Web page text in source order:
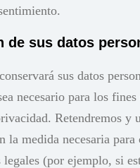
de sus datos
sus datos
necesario para los fines
Retendremos y
la medida necesaria
(por ejemplo, si